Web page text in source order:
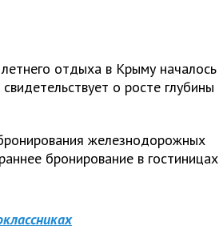
отдыха в Крыму началось
о росте глубины
железнодорожных
бронирование в гостиницах